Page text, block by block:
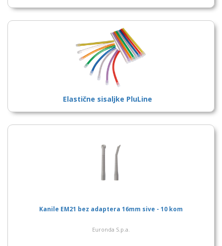
Elastične sisaljke PluLine
Kanile EM21 bez adaptera 16mm sive - 10 kom
Euronda S.p.a.